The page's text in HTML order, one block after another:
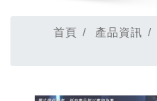
首頁 產品資訊